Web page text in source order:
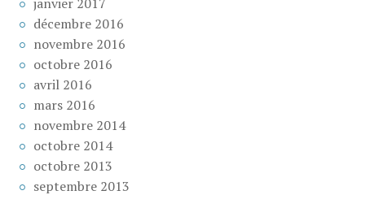
décembre 2016
novembre 2016
octobre 2016
avril 2016
mars 2016
novembre 2014
octobre 2014
octobre 2013
septembre 2013